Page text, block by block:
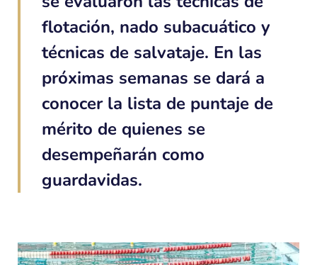
flotación, nado subacuático y
técnicas de salvataje. En las
próximas semanas se dará a
conocer la lista de puntaje de
mérito de quienes se
desempeñarán como
guardavidas.